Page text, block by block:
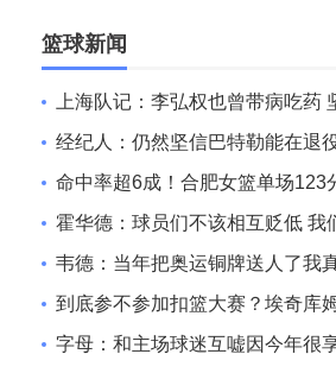
结快船6连胜 哈登25中9 科林斯23分
篮球新闻
上海队记：李弘权也曾带病吃药
山西和广东的两连客
经纪人：仍然坚信巴特勒能在退
冠军 他会迎接挑战！
命中率超6成！合肥女篮单场123
刷新联赛近12年单场新高
霍华德：球员们不该相互贬低 我
一路走来有多不容易
韦德：当年把奥运铜牌送人了我
时我们被灌输唯金牌论
到底参不参加扣篮大赛？埃奇库
文：我和马克西可能会参加
字母：和主场球迷互嘘因今年很